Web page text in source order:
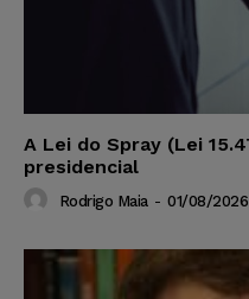
A Lei do Spray (Lei
presidencial
Rodrigo Maia - 01/08/2026